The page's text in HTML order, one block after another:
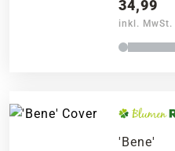
34,99
inkl. MwSt.
'Bene'